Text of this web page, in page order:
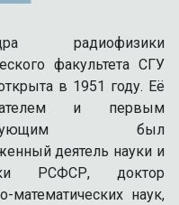
радиофизики
факультета СГУ
в 1951 году. Её
и первым
был
деятель науки и
РСФСР, доктор
математических наук,